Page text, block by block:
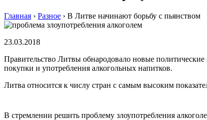
Главная › Разное › В Литве начинают борьбу с пьянством
23.03.2018
Правительство Литвы обнародовало новые
покупки и употребления алкогольных напитков.
Литва относится к числу стран с самым высоким
В стремлении решить проблему злоупотребления